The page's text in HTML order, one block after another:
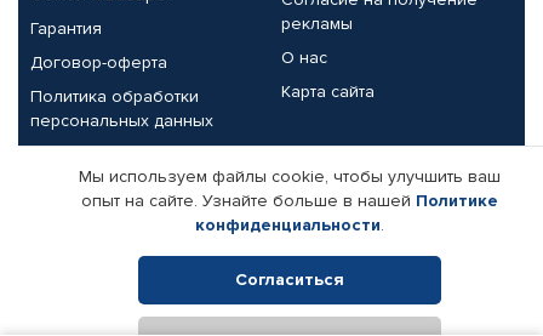
Гарантия
Договор-оферта
Политика обработки
персональных данных
рекламы
О нас
Карта сайта
Партнерам
Корпоративным клиентам
Поставщикам
Реквизиты компании
Мы используем файлы cookie, чтобы улучшить ваш
опыт на сайте. Узнайте больше в нашей Политике
конфиденциальности.
Согласиться